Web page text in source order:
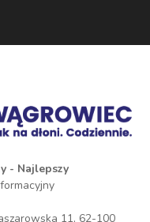
- Najlepszy
11, 62-100